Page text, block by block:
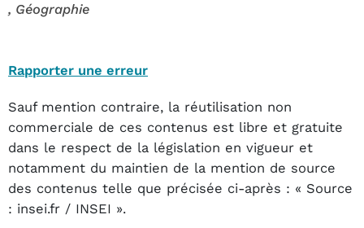
, Géographie
Rapporter une erreur
Sauf mention contraire, la réutilisation non
commerciale de ces contenus est libre et gratuite
dans le respect de la législation en vigueur et
notamment du maintien de la mention de source
des contenus telle que précisée ci-après : « Source
: insei.fr / INSEI ».